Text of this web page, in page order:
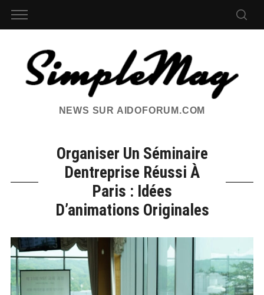
NEWS SUR AIDOFORUM.COM
Organiser Un Séminaire
Dentreprise Réussi À
Paris : Idées
D’animations Originales